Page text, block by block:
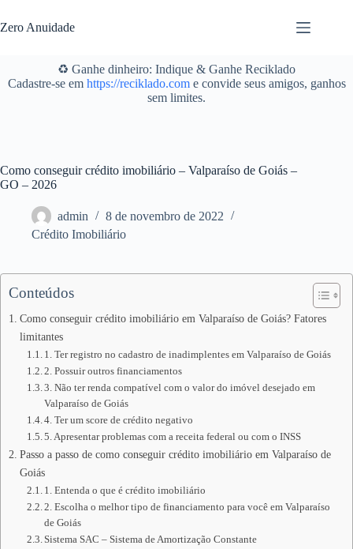
para
o
Zero Anuidade
♻️ Ganhe dinheiro: Indique & Ganhe Reciklado
Cadastre-se em https://reciklado.come convide seus amigos, ganhos
sem limites.
Como conseguir crédito imobiliário – Valparaíso de Goiás –
GO – 2026
admin
8 de novembro de 2022
Crédito Imobiliário
Conteúdos
Como conseguir crédito imobiliário em Valparaíso de Goiás? Fatores
limitantes
1. Ter registro no cadastro de inadimplentes em Valparaíso de Goiás
2. Possuir outros financiamentos
3. Não ter renda compatível com o valor do imóvel desejado em
Valparaíso de Goiás
4. Ter um score de crédito negativo
5. Apresentar problemas com a receita federal ou com o INSS
Passo a passo de como conseguir crédito imobiliário em Valparaíso de
Goiás
1. Entenda o que é crédito imobiliário
2. Escolha o melhor tipo de financiamento para você em Valparaíso
de Goiás
Sistema SAC – Sistema de Amortização Constante